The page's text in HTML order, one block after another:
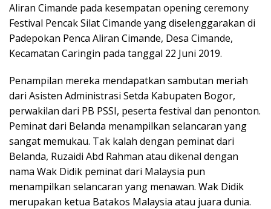
Aliran Cimande pada kesempatan opening ceremony
Festival Pencak Silat Cimande yang diselenggarakan di
Padepokan Penca Aliran Cimande, Desa Cimande,
Kecamatan Caringin pada tanggal 22 Juni 2019.
Penampilan mereka mendapatkan sambutan meriah
dari Asisten Administrasi Setda Kabupaten Bogor,
perwakilan dari PB PSSI, peserta festival dan penonton.
Peminat dari Belanda menampilkan selancaran yang
sangat memukau. Tak kalah dengan peminat dari
Belanda, Ruzaidi Abd Rahman atau dikenal dengan
nama Wak Didik peminat dari Malaysia pun
menampilkan selancaran yang menawan. Wak Didik
merupakan ketua Batakos Malaysia atau juara dunia.